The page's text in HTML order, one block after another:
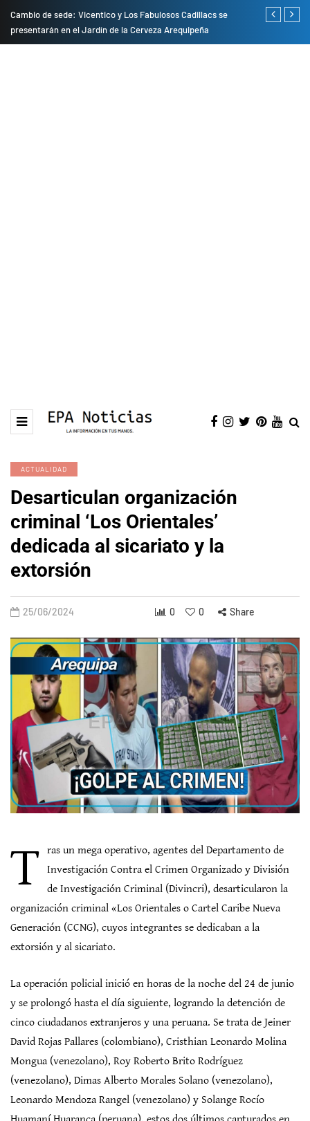
Cambio de sede: Vicentico y Los Fabulosos Cadillacs se
presentarán en el Jardín de la Cerveza Arequipeña
Empresas
ACTUALIDAD
Desarticulan organización
criminal ‘Los Orientales’
dedicada al sicariato y la
extorsión
25/06/2024 0 0 Share
T ras un mega operativo, agentes del Departamento de
Investigación Contra el Crimen Organizado y División
de Investigación Criminal (Divincri), desarticularon la
organización criminal «Los Orientales o Cartel Caribe Nueva
Generación (CCNG), cuyos integrantes se dedicaban a la
extorsión y al sicariato.
La operación policial inició en horas de la noche del 24 de junio
y se prolongó hasta el día siguiente, logrando la detención de
cinco ciudadanos extranjeros y una peruana. Se trata de Jeiner
David Rojas Pallares (colombiano), Cristhian Leonardo Molina
Mongua (venezolano), Roy Roberto Brito Rodríguez
(venezolano), Dimas Alberto Morales Solano (venezolano),
Leonardo Mendoza Rangel (venezolano) y Solange Rocío